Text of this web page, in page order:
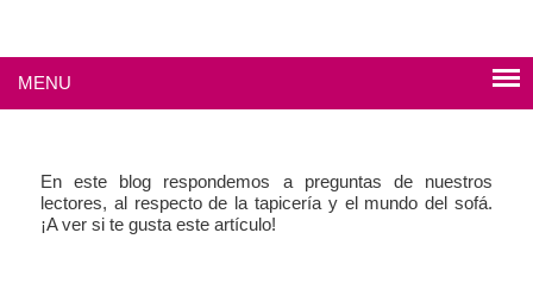
MENU
En este blog respondemos a preguntas de nuestros
lectores, al respecto de la tapicería y el mundo del sofá.
¡A ver si te gusta este artículo!